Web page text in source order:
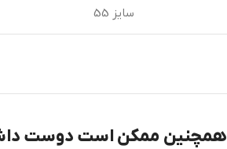
سایز 55
همچنین ممکن است دوست